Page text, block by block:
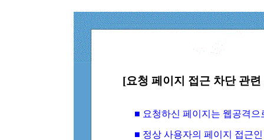
[요청 페이지 접근 차단 관
■ 요청하신 페이지는 웹공격
■ 정상 사용자의 페이지 접근